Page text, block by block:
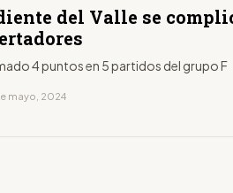
del Valle se
4 puntos en 5 partidos del grupo F
mayo, 2024